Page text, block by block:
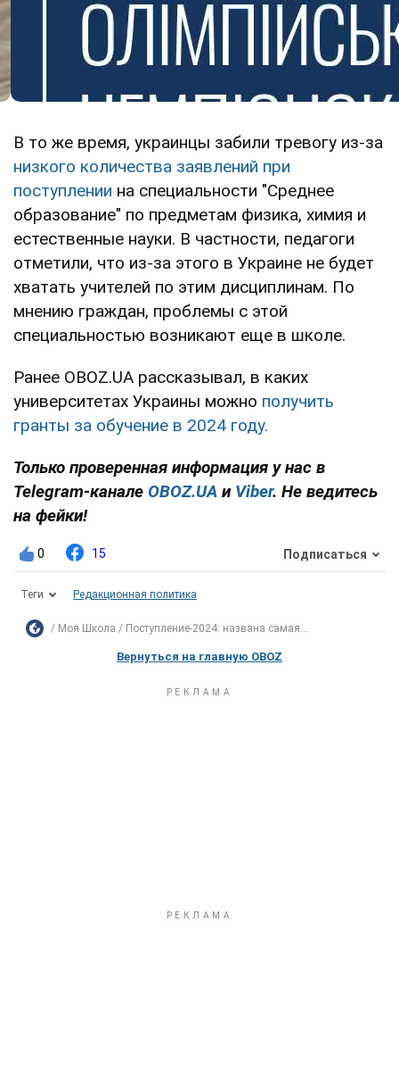
В то же время, украинцы забили тревогу из-за
низкого количества заявлений при
поступлении на специальности "Среднее
образование" по предметам физика, химия и
естественные науки. В частности, педагоги
отметили, что из-за этого в Украине не будет
хватать учителей по этим дисциплинам. По
мнению граждан, проблемы с этой
специальностью возникают еще в школе.
Ранее OBOZ.UA рассказывал, в каких
университетах Украины можно получить
гранты за обучение в 2024 году.
Только проверенная информация у нас в
Telegram-канале OBOZ.UA и Viber. Не ведитесь
на фейки!
0 15 Подписаться
Теги Редакционная политика
Моя Школа Поступление-2024: названа самая...
Вернуться на главную OBOZ